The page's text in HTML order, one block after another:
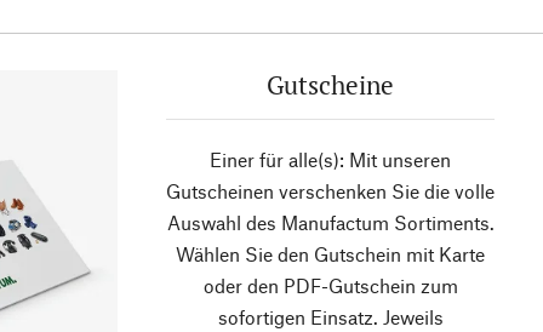
Gutscheine
Einer für alle(s): Mit unseren
Gutscheinen verschenken Sie die volle
Auswahl des Manufactum Sortiments.
Wählen Sie den Gutschein mit Karte
oder den PDF-Gutschein zum
sofortigen Einsatz. Jeweils